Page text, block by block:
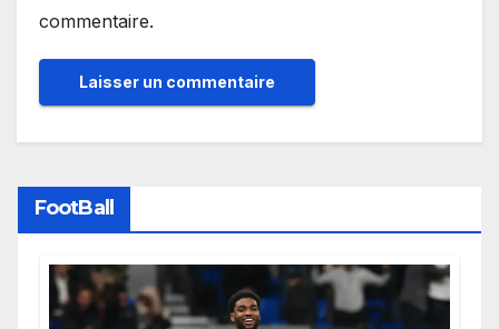
commentaire.
FootBall